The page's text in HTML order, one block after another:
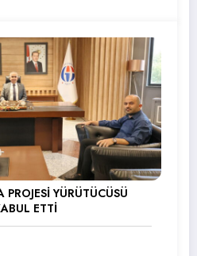
YÜRÜTÜCÜSÜ
ETTİ